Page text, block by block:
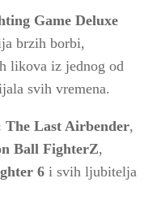
Game Deluxe
brzih borbi,
likova iz jednog od
svih vremena.
The Last Airbender,
Ball FighterZ,
6 i svih ljubitelja